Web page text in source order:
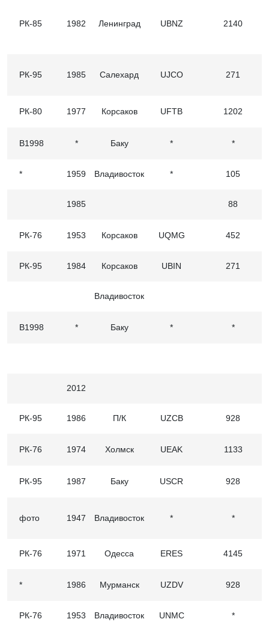
РК-85 1982 Ленинград UBNZ 2140
РК-95 1985 Салехард UJCО 271
РК-80 1977 Корсаков UFTB 1202
В1998 * Баку * *
* 1959 Владивосток * 105
1985 88
РК-76 1953 Корсаков UQMG 452
РК-95 1984 Корсаков UBIN 271
Владивосток
В1998 * Баку * *
2012
РК-95 1986 П/К UZCB 928
РК-76 1974 Холмск UEAK 1133
РК-95 1987 Баку USCR 928
фото 1947 Владивосток * *
РК-76 1971 Одесса ERES 4145
* 1986 Мурманск UZDV 928
РК-76 1953 Владивосток UNMC *